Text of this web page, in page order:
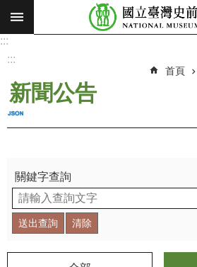
跳到主要內容區塊
搜
願
景
最
新
消
息
:::
:::
首頁
新聞公告
關鍵字查詢